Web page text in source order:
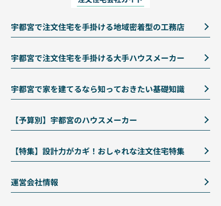
宇都宮で注文住宅を手掛ける地域密着型の工務店
宇都宮で注文住宅を手掛ける大手ハウスメーカー
宇都宮で家を建てるなら知っておきたい基礎知識
【予算別】宇都宮のハウスメーカー
【特集】設計力がカギ！おしゃれな注文住宅特集
運営会社情報